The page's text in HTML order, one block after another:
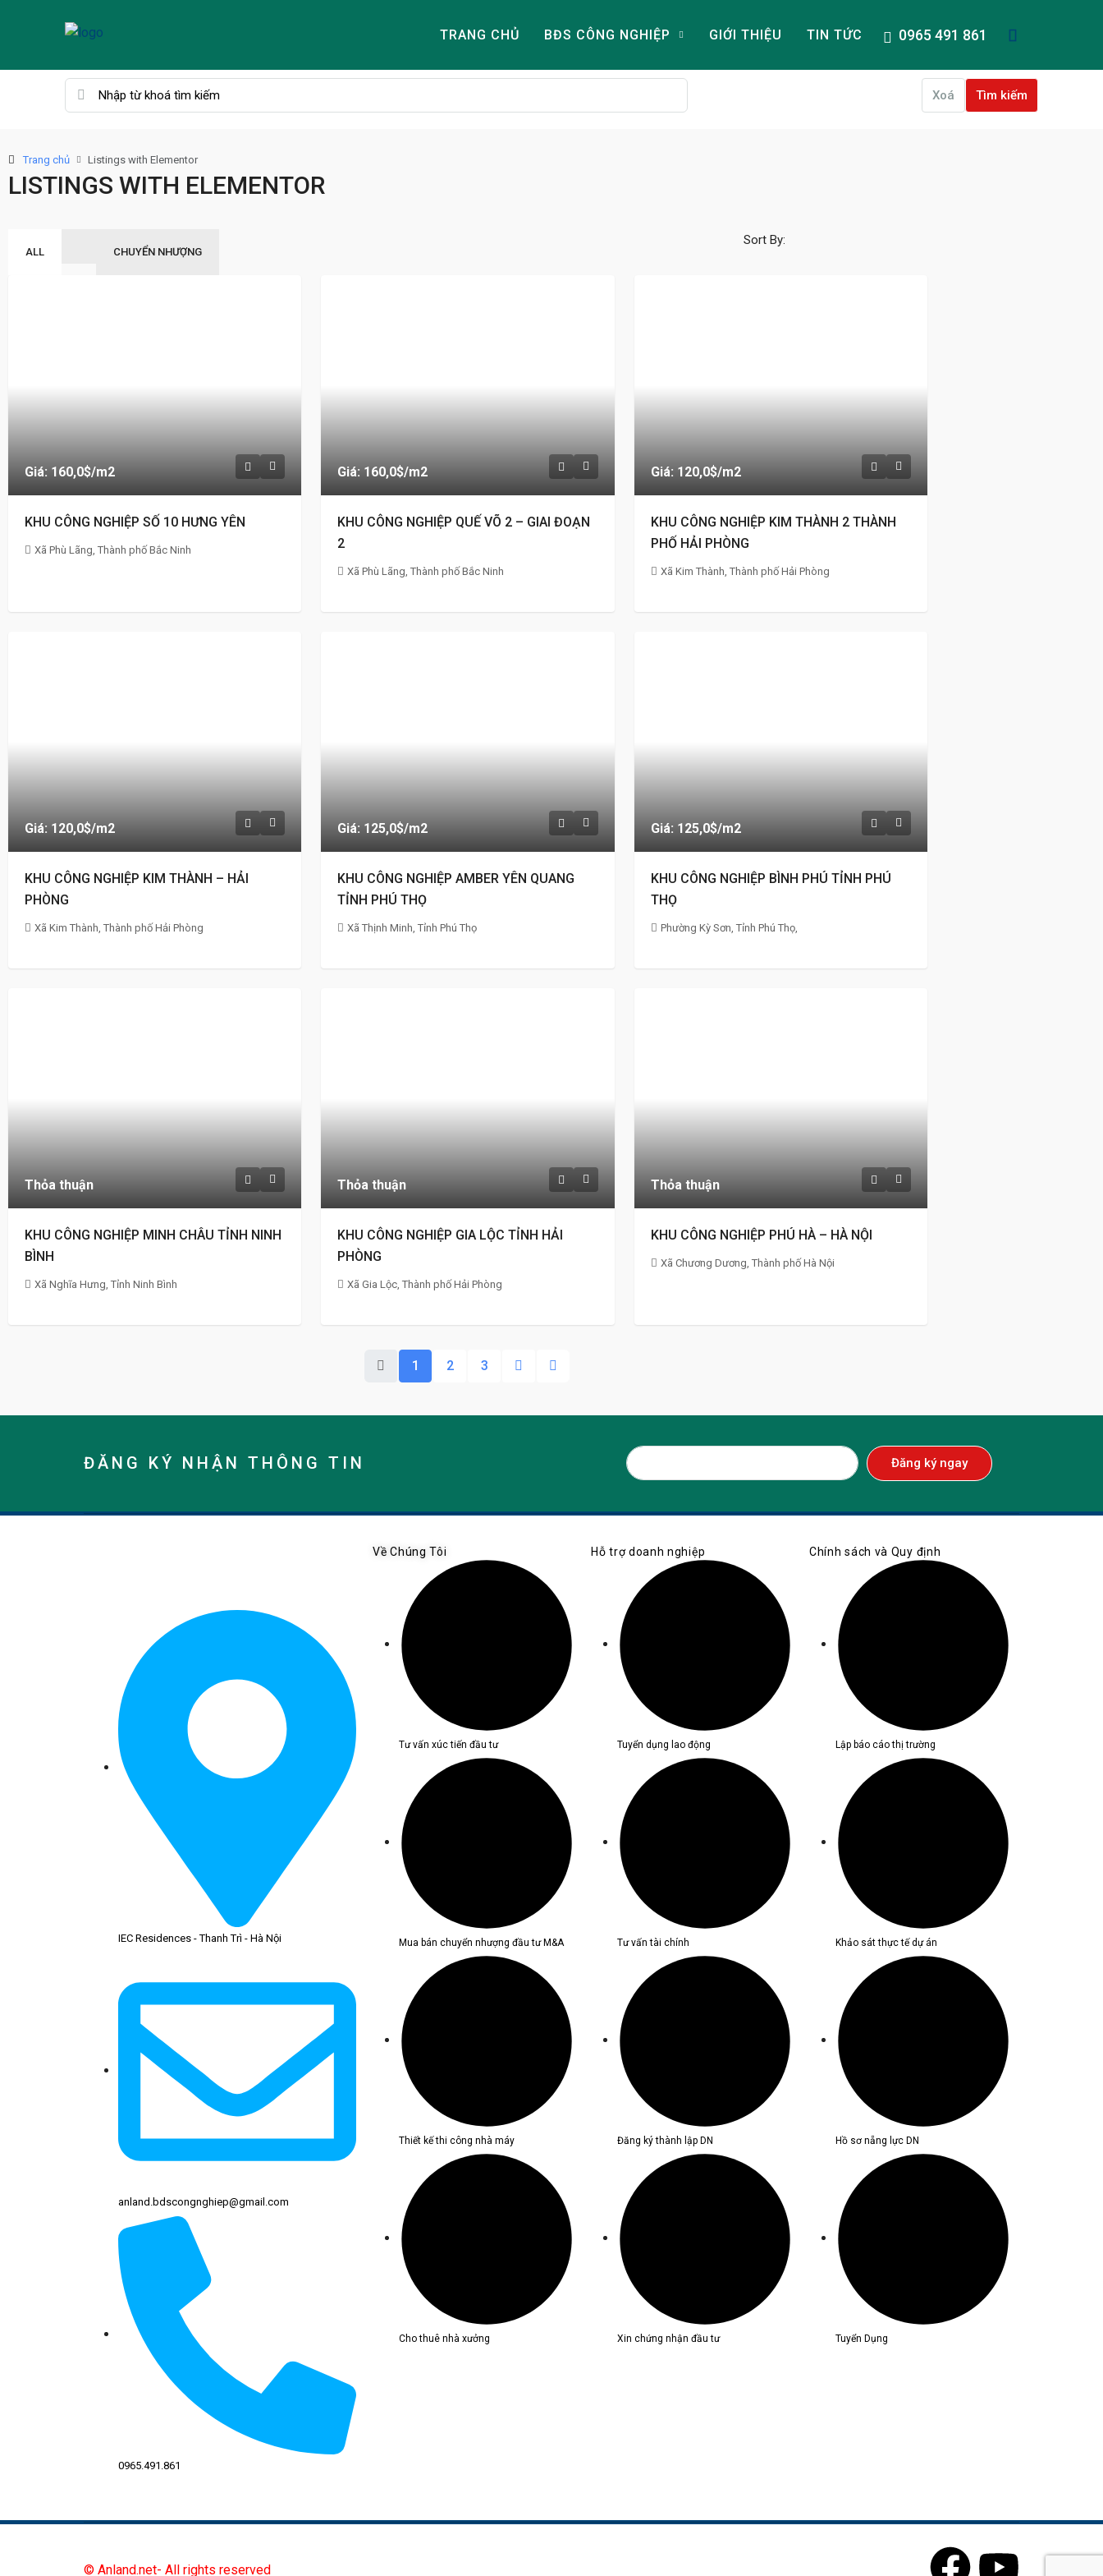
TRANG CHỦ BĐS CÔNG NGHIỆP GIỚI THIỆU TIN TỨC 0965 491 861
Xoá Tìm kiếm
Trang chủ Listings with Elementor
LISTINGS WITH ELEMENTOR
ALL CHUYỂN NHƯỢNG
Sort By:
Giá: 160,0$/m2
KHU CÔNG NGHIỆP SỐ 10 HƯNG YÊN
Xã Phù Lãng, Thành phố Bắc Ninh
Giá: 160,0$/m2
KHU CÔNG NGHIỆP QUẾ VÕ 2 – GIAI ĐOẠN
2
Xã Phù Lãng, Thành phố Bắc Ninh
Giá: 120,0$/m2
KHU CÔNG NGHIỆP KIM THÀNH 2 THÀNH
PHỐ HẢI PHÒNG
Xã Kim Thành, Thành phố Hải Phòng
Giá: 120,0$/m2
KHU CÔNG NGHIỆP KIM THÀNH – HẢI
PHÒNG
Xã Kim Thành, Thành phố Hải Phòng
Giá: 125,0$/m2
KHU CÔNG NGHIỆP AMBER YÊN QUANG
TỈNH PHÚ THỌ
Xã Thịnh Minh, Tỉnh Phú Thọ
Giá: 125,0$/m2
KHU CÔNG NGHIỆP BÌNH PHÚ TỈNH PHÚ
THỌ
Phường Kỳ Sơn, Tỉnh Phú Thọ,
Thỏa thuận
KHU CÔNG NGHIỆP MINH CHÂU TỈNH NINH
BÌNH
Xã Nghĩa Hưng, Tỉnh Ninh Bình
Thỏa thuận
KHU CÔNG NGHIỆP GIA LỘC TỈNH HẢI
PHÒNG
Xã Gia Lộc, Thành phố Hải Phòng
Thỏa thuận
KHU CÔNG NGHIỆP PHÚ HÀ – HÀ NỘI
Xã Chương Dương, Thành phố Hà Nội
1 2 3
ĐĂNG KÝ NHẬN THÔNG TIN Đăng ký ngay
IEC Residences - Thanh Trì - Hà Nội
anland.bdscongnghiep@gmail.com
0965.491.861
Về Chúng Tôi
Tư vấn xúc tiến đầu tư
Mua bán chuyển nhượng đầu tư M&A
Thiết kế thi công nhà máy
Cho thuê nhà xưởng
Hỗ trợ doanh nghiệp
Tuyển dụng lao động
Tư vấn tài chính
Đăng ký thành lập DN
Xin chứng nhận đầu tư
Chính sách và Quy định
Lập báo cáo thị trường
Khảo sát thực tế dự án
Hồ sơ nẵng lực DN
Tuyển Dụng
© Anland.net- All rights reserved